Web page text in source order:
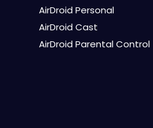
AirDroid Personal
AirDroid Cast
AirDroid Parental Control